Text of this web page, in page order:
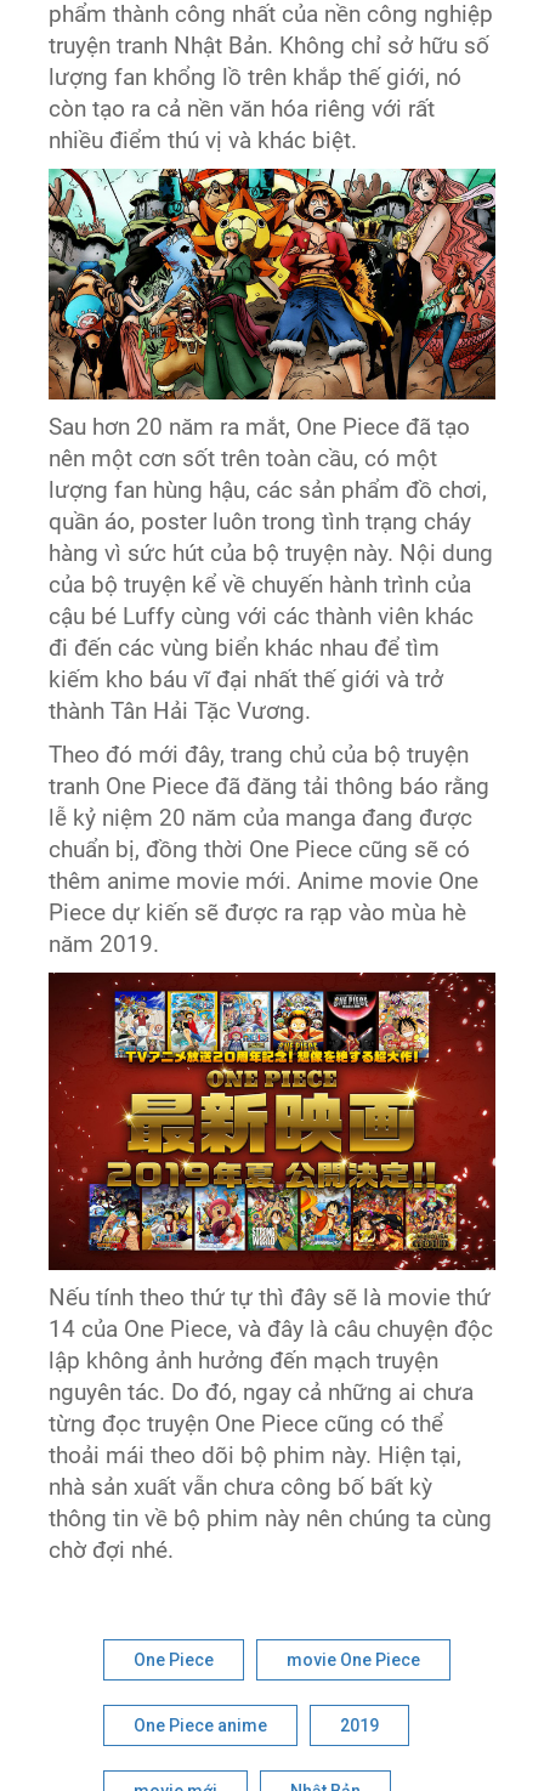
phẩm thành công nhất của nền công nghiệp
truyện tranh Nhật Bản. Không chỉ sở hữu số
lượng fan khổng lồ trên khắp thế giới, nó
còn tạo ra cả nền văn hóa riêng với rất
nhiều điểm thú vị và khác biệt.
Sau hơn 20 năm ra mắt, One Piece đã tạo
nên một cơn sốt trên toàn cầu, có một
lượng fan hùng hậu, các sản phẩm đồ chơi,
quần áo, poster luôn trong tình trạng cháy
hàng vì sức hút của bộ truyện này. Nội dung
của bộ truyện kể về chuyến hành trình của
cậu bé Luffy cùng với các thành viên khác
đi đến các vùng biển khác nhau để tìm
kiếm kho báu vĩ đại nhất thế giới và trở
thành Tân Hải Tặc Vương.
Theo đó mới đây, trang chủ của bộ truyện
tranh One Piece đã đăng tải thông báo rằng
lễ kỷ niệm 20 năm của manga đang được
chuẩn bị, đồng thời One Piece cũng sẽ có
thêm anime movie mới. Anime movie One
Piece dự kiến sẽ được ra rạp vào mùa hè
năm 2019.
Nếu tính theo thứ tự thì đây sẽ là movie thứ
14 của One Piece, và đây là câu chuyện độc
lập không ảnh hưởng đến mạch truyện
nguyên tác. Do đó, ngay cả những ai chưa
từng đọc truyện One Piece cũng có thể
thoải mái theo dõi bộ phim này. Hiện tại,
nhà sản xuất vẫn chưa công bố bất kỳ
thông tin về bộ phim này nên chúng ta cùng
chờ đợi nhé.
One Piece movie One Piece
One Piece anime 2019